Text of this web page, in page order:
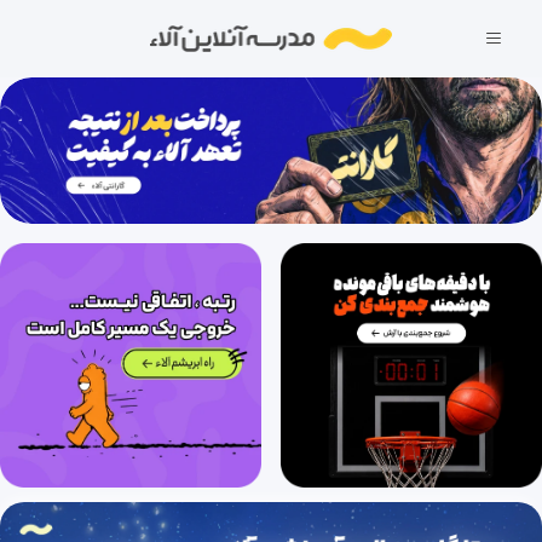
مصاحبه با رتبه برتر های آلاء کنکور 1402 - علیرضا مهندسی رتبه 5 منطقه دو کنکور ریاضی 1402
21 دقیقه 1402/07/08
مصاحبه با رتبه برتر های آلاء کنکور 1402 - حمیدرضا افشاری رتبه 19 منطقه دو کنکور ریاضی 1402
13 دقیقه 1402/07/08